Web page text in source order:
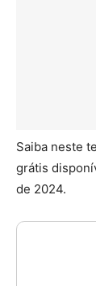
Saiba neste
grátis
de 2024.